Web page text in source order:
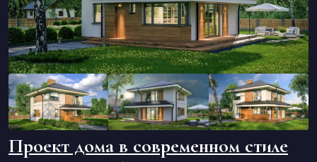
Проект дома в современном стиле